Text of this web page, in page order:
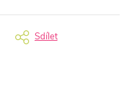
Sdílet